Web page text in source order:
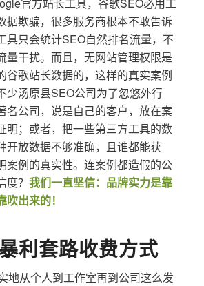
据欺骗，很多服务商根本不敢告诉
具只会统计SEO自然排名流量，不
量干扰。而且，无网站管理权限是
谷歌站长数据的，这样的真实案例
少汤原县SEO公司为了忽悠外行
名公司，说是自己的客户，放在案
明；或者，把一些第三方工具的数
开放数据不够准确，且谁都能获
案例的真实性。连案例都造假的公
？ 我们一直坚信：品牌实力是靠
出来的！
利套路收费方式
地从个人到工作室再到公司这么发